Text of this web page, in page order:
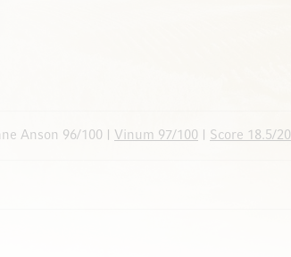
Anson 96/100 | Vinum 97/100 Score 18.5/20